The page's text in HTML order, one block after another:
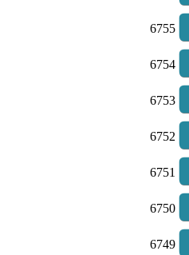
6755
6754
6753
6752
6751
6750
6749